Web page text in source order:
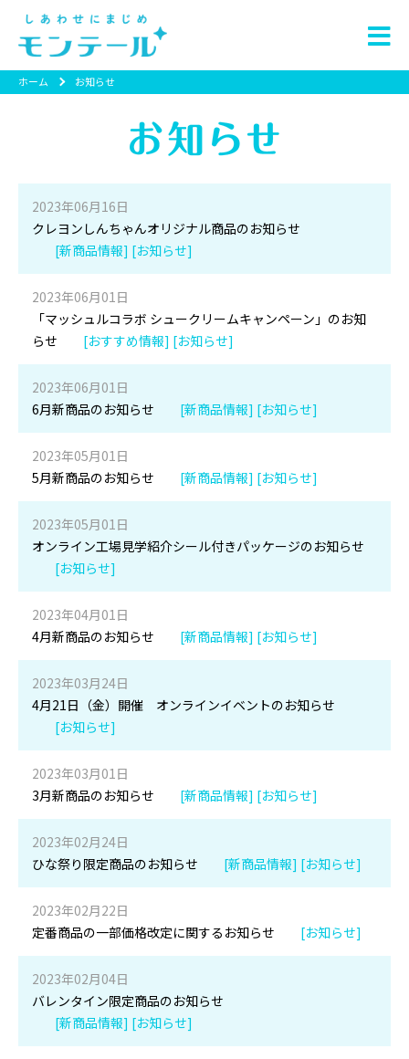
ホーム お知らせ
2023年06月16日
クレヨンしんちゃんオリジナル商品のお知らせ
[新商品情報] [お知らせ]
2023年06月01日
「マッシュルコラボ シュークリームキャンペーン」のお知
らせ
[おすすめ情報] [お知らせ]
2023年06月01日
6月新商品のお知らせ
[新商品情報] [お知らせ]
2023年05月01日
5月新商品のお知らせ
[新商品情報] [お知らせ]
2023年05月01日
オンライン工場見学紹介シール付きパッケージのお知らせ
[お知らせ]
2023年04月01日
4月新商品のお知らせ
[新商品情報] [お知らせ]
2023年03月24日
4月21日（金）開催 オンラインイベントのお知らせ
[お知らせ]
2023年03月01日
3月新商品のお知らせ
[新商品情報] [お知らせ]
2023年02月24日
ひな祭り限定商品のお知らせ
[新商品情報] [お知らせ]
2023年02月22日
定番商品の一部価格改定に関するお知らせ
[お知らせ]
2023年02月04日
バレンタイン限定商品のお知らせ
[新商品情報] [お知らせ]